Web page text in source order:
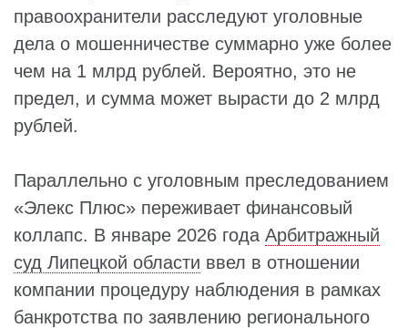
правоохранители расследуют уголовные
дела о мошенничестве суммарно уже более
чем на 1 млрд рублей. Вероятно, это не
предел, и сумма может вырасти до 2 млрд
рублей.
Параллельно с уголовным преследованием
«Элекс Плюс» переживает финансовый
коллапс. В январе 2026 года Арбитражный
суд Липецкой области ввел в отношении
компании процедуру наблюдения в рамках
банкротства по заявлению регионального